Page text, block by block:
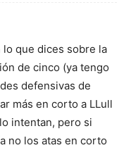
lo que dices sobre la
de cinco (ya tengo
defensivas de
más en corto a LLull
intentan, pero si
no los atas en corto